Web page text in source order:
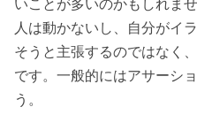
人は動かないし、自分がイ
そうと主張するのではなく
です。一般的にはアサーシ
う。